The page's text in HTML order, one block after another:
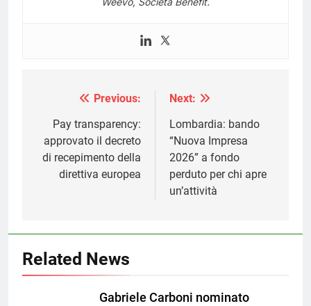
Navigazione
articoli
Previous:
Pay transparency:
approvato il decreto
di recepimento della
direttiva europea
Next:
Lombardia: bando
“Nuova Impresa
2026” a fondo
perduto per chi apre
un’attività
Related News
Gabriele Carboni nominato